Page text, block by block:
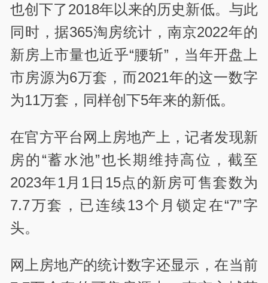
也创下了2018年以来的历史新低。与此
同时，据365淘房统计，南京2022年的
新房上市量也近乎“腰斩”，当年开盘上
市房源为6万套，而2021年的这一数字
为11万套，同样创下5年来的新低。
在官方平台网上房地产上，记者发现新
房的“蓄水池”也长期维持高位，截至
2023年1月1日15点的新房可售套数为
7.7万套，已连续13个月锁定在“7”字
头。
网上房地产的统计数字还显示，在当前